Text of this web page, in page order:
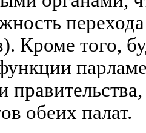
Кроме того,
обеих палат.